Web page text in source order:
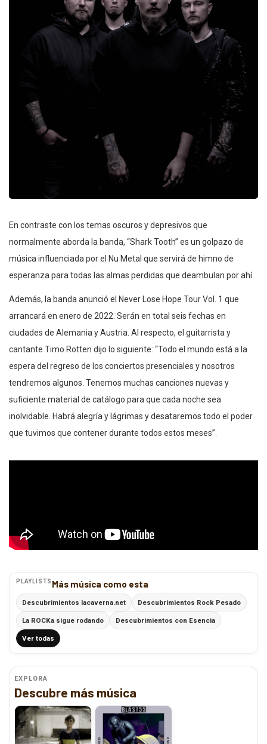
En contraste con los temas oscuros y depresivos que
normalmente aborda la banda, “Shark Tooth” es un golpazo de
música influenciada por el Nu Metal que servirá de himno de
esperanza para todas las almas perdidas que deambulan por ahí.
Además, la banda anunció el Never Lose Hope Tour Vol. 1 que
arrancará en enero de 2022. Serán en total seis fechas en
ciudades de Alemania y Austria. Al respecto, el guitarrista y
cantante Timo Rotten dijo lo siguiente: “Todo el mundo está a la
espera del regreso de los conciertos presenciales y nosotros
tendremos algunos. Tenemos muchas canciones nuevas y
suficiente material de catálogo para que cada noche sea
inolvidable. Habrá alegría y lágrimas y desataremos todo el poder
que tuvimos que contener durante todos estos meses”.
PLAYLISTS Más música como esta
Descubrimientos lacaverna.net Descubrimientos Rock Pesado
La ROCKa sigue rodando Descubrimientos con Esencia
Ver todas
EXPLORA
Descubre más música